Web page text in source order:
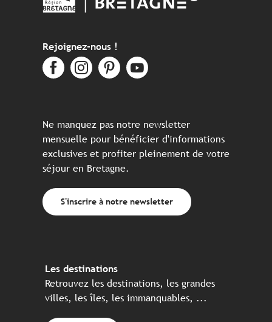
Rejoignez-nous !
Ne manquez pas notre newsletter
mensuelle pour bénéficier d'informations
exclusives et profiter pleinement de votre
séjour en Bretagne.
S'inscrire à notre newsletter
Les destinations
Retrouvez les destinations, les grandes
villes, les îles, les immanquables, ...